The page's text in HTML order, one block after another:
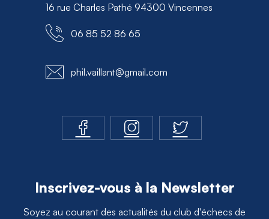
16 rue Charles Pathé 94300 Vincennes
06 85 52 86 65
phil.vaillant@gmail.com
Inscrivez-vous à la Newsletter
Soyez au courant des actualités du club d'échecs de